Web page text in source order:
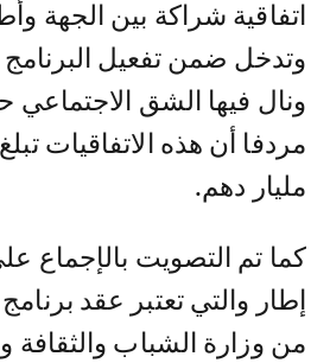
اتفاقية شراكة بين الجهة
وتدخل ضمن تفعيل البرنامج
ونال فيها الشق الاجتماعي
مليار دهم.
كما تم التصويت بالإجماع
إطار والتي تعتبر عقد
من وزارة الشباب والثقافة